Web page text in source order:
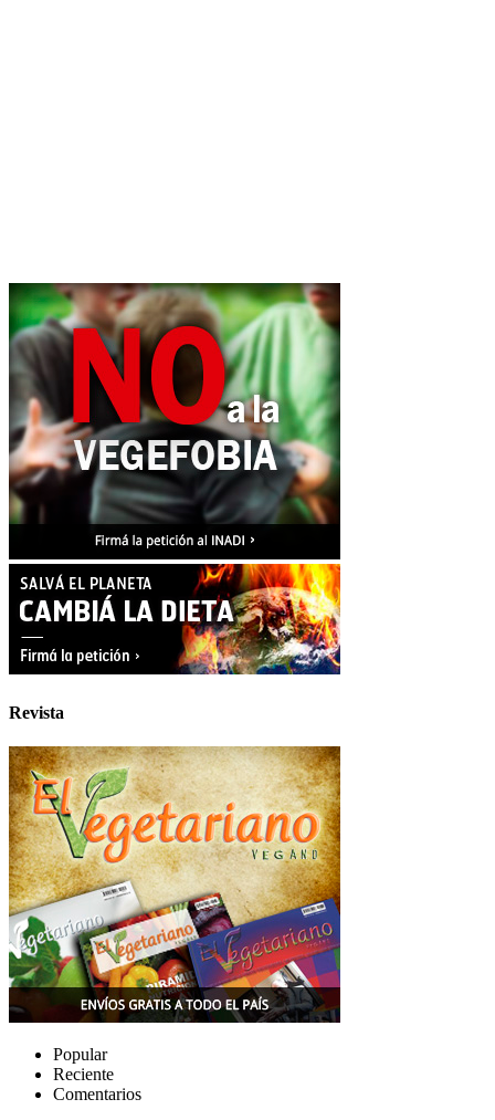
Revista
Popular
Reciente
Comentarios